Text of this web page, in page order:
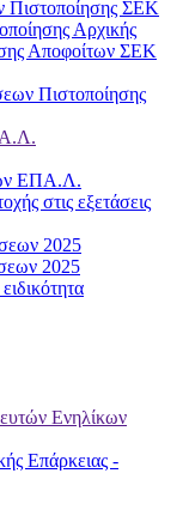
Πιστοποίησης ΣΕΚ
Αρχικής
Αποφοίτων ΣΕΚ
Πιστοποίησης
ΕΠΑ.Λ.
στις εξετάσεις
2025
2025
Ενηλίκων
Επάρκειας -